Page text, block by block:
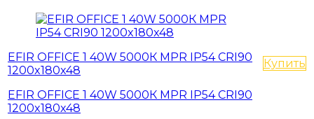
EFIR OFFICE 1 40W 5000К MPR IP54 CRI90
1200x180x48
EFIR OFFICE 1 40W 5000К MPR IP54 CRI90
1200x180x48
Купить